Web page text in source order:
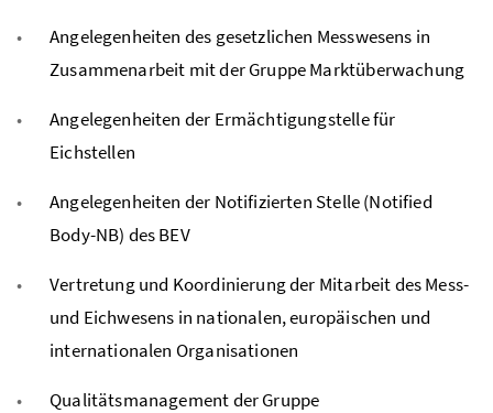
Angelegenheiten des gesetzlichen Messwesens in
Zusammenarbeit mit der Gruppe Marktüberwachung
Angelegenheiten der Ermächtigungstelle für
Eichstellen
Angelegenheiten der Notifizierten Stelle (Notified
Body-NB) des BEV
Vertretung und Koordinierung der Mitarbeit des Mess-
und Eichwesens in nationalen, europäischen und
internationalen Organisationen
Qualitätsmanagement der Gruppe